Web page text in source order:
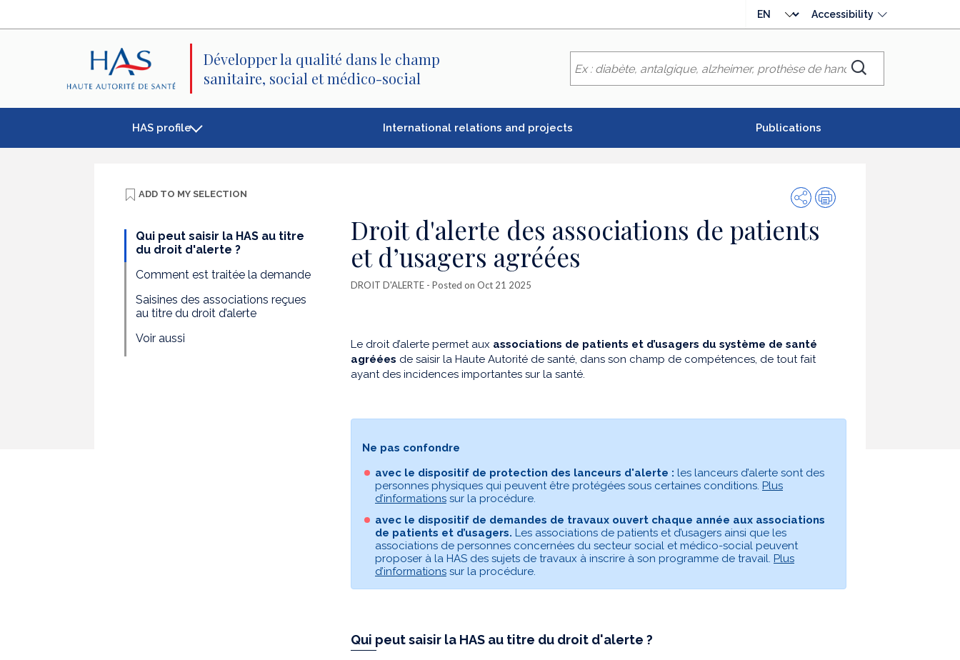
language
Accessibility
Développer la qualité dans le champ
sanitaire, social et médico-social
Chercher
HAS profile International relations and projects Publications
ADD TO MY SELECTION
Qui peut saisir la HAS au titre
du droit d'alerte ?
Comment est traitée la demande
Saisines des associations reçues
au titre du droit d’alerte
Voir aussi
SharePrint
Droit d'alerte des associations de patients
et d’usagers agréées
DROIT D'ALERTE - Posted on Oct 21 2025
Le droit d’alerte permet aux associations de patients et d’usagers du système de santé
agréées de saisir la Haute Autorité de santé, dans son champ de compétences, de tout fait
ayant des incidences importantes sur la santé.
Ne pas confondre
avec le dispositif de protection des lanceurs d'alerte : les lanceurs d’alerte sont des
personnes physiques qui peuvent être protégées sous certaines conditions. Plus
d’informations sur la procédure.
avec le dispositif de demandes de travaux ouvert chaque année aux associations
de patients et d’usagers. Les associations de patients et d’usagers ainsi que les
associations de personnes concernées du secteur social et médico-social peuvent
proposer à la HAS des sujets de travaux à inscrire à son programme de travail. Plus
d’informations sur la procédure.
Qui peut saisir la HAS au titre du droit d'alerte ?